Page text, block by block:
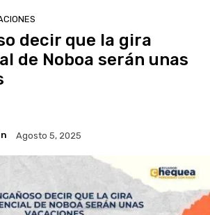
decir que la gira
de Noboa serán unas
Agosto 5, 2025